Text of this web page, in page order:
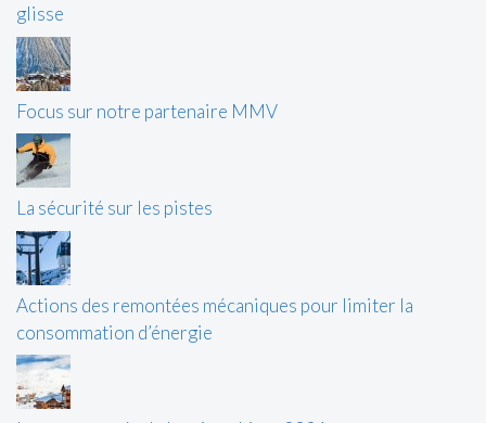
glisse
Focus sur notre partenaire MMV
La sécurité sur les pistes
Actions des remontées mécaniques pour limiter la
consommation d’énergie